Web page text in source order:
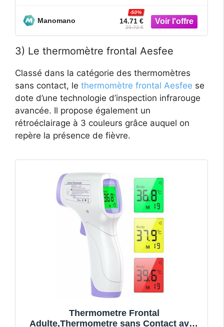
Manomano 14.71 €
-50%
29.72 €
3) Le thermomètre frontal Aesfee
Classé dans la catégorie des thermomètres
sans contact, le thermomètre frontal Aesfee se
dote d’une technologie d’inspection infrarouge
avancée. Il propose également un
rétroéclairage à 3 couleurs grâce auquel on
repère la présence de fièvre.
Thermometre Frontal
Adulte,Thermometre sans Contact avec